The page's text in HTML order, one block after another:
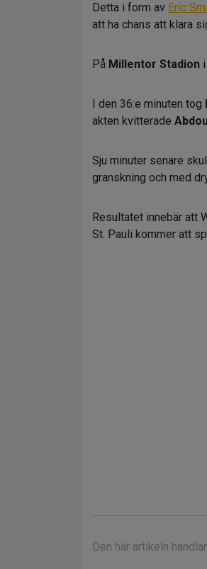
Detta i form av Eric
att ha chans att klara
På Millentor Stadion
I den 36:e minuten tog
akten kvitterade
Sju minuter senare
granskning och med
Resultatet innebär att
St. Pauli kommer att
Den här artikeln